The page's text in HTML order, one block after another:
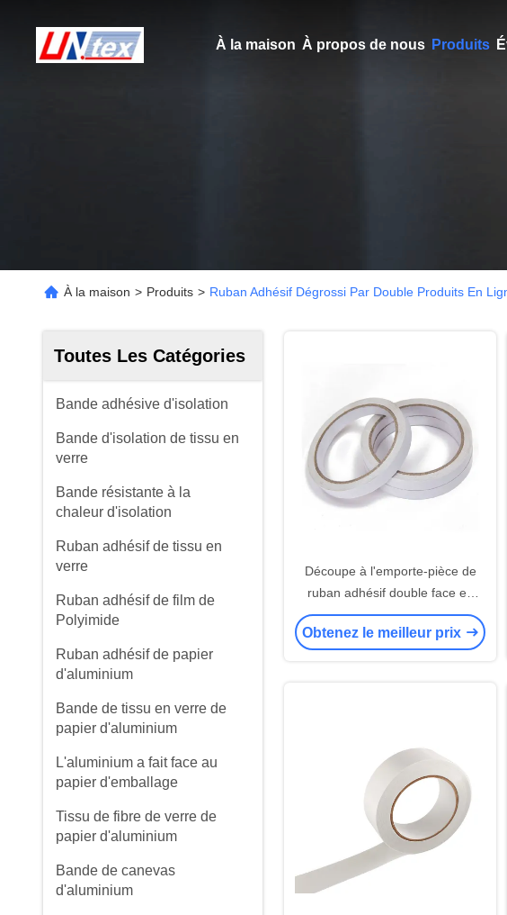
À la maison À propos de nous Produits
À la maison > Produits > Ruban Adhésif Dégrossi Par Double Produits En
Toutes Les Catégories
Bande adhésive d'isolation
Bande d'isolation de tissu en
verre
Bande résistante à la
chaleur d'isolation
Ruban adhésif de tissu en
verre
Ruban adhésif de film de
Polyimide
Ruban adhésif de papier
d'aluminium
Bande de tissu en verre de
papier d'aluminium
L'aluminium a fait face au
papier d'emballage
Tissu de fibre de verre de
papier d'aluminium
Bande de canevas
d'aluminium
Découpe à l'emporte-pièce de
ruban adhésif double face en
caoutchouc de 80um d'épaisseur
pour collage général
Obtenez le meilleur prix